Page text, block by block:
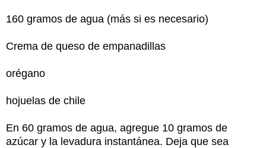
160 gramos de agua (más si es necesario)
Crema de queso de empanadillas
orégano
hojuelas de chile
En 60 gramos de agua, agregue 10 gramos de
azúcar y la levadura instantánea. Deja que sea